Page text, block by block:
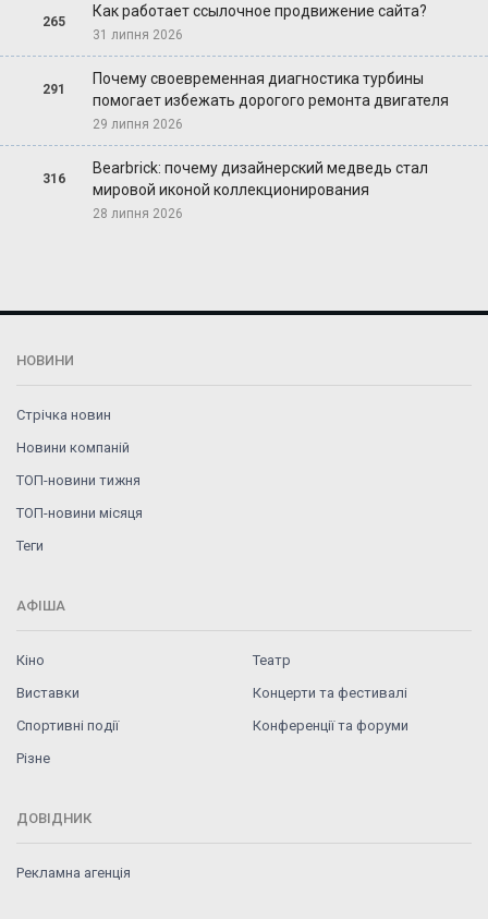
265
Как работает ссылочное продвижение сайта?
31 липня 2026
291
Почему своевременная диагностика турбины
помогает избежать дорогого ремонта двигателя
29 липня 2026
316
Bearbrick: почему дизайнерский медведь стал
мировой иконой коллекционирования
28 липня 2026
НОВИНИ
Стрічка новин
Новини компаній
ТОП-новини тижня
ТОП-новини місяця
Теги
АФІША
Кіно
Театр
Виставки
Концерти та фестивалі
Спортивні події
Конференції та форуми
Різне
ДОВІДНИК
Рекламна агенція